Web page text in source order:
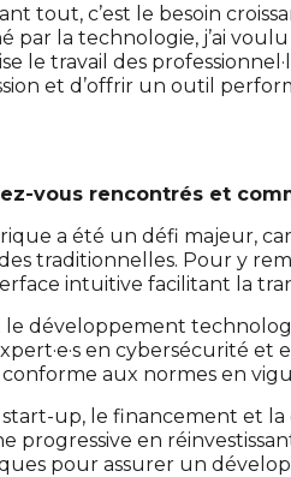
tout, c’est le besoin
par la technologie, j’ai
le travail des
et d’offrir un outil
vous rencontrés et
a été un défi majeur,
traditionnelles. Pour y
intuitive facilitant la
développement
en cybersécurité
aux normes en
up, le financement et la
progressive en
pour assurer un